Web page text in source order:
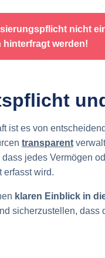
nicht
werden!
ist es von
transparent
jedes Vermögen
erfasst wird.
klaren Einblick in
sicherzustellen, dass